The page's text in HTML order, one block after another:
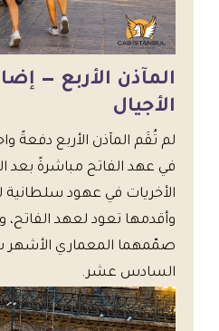
المآذن الأربع —
الأجيال
لم تُقَم المآذن الأربع دفعةً
في عهد الفاتح مباشرةً بعد
الأخريات في عهود سلطانية
وأقدمها تعود لعهد الفاتح،
صمّمهما المعماري الأشهر
السادس عشر.